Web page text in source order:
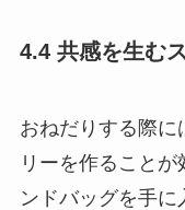
4.4 共感を生む
おねだりする際に
リーを作ること
ンドバッグを手